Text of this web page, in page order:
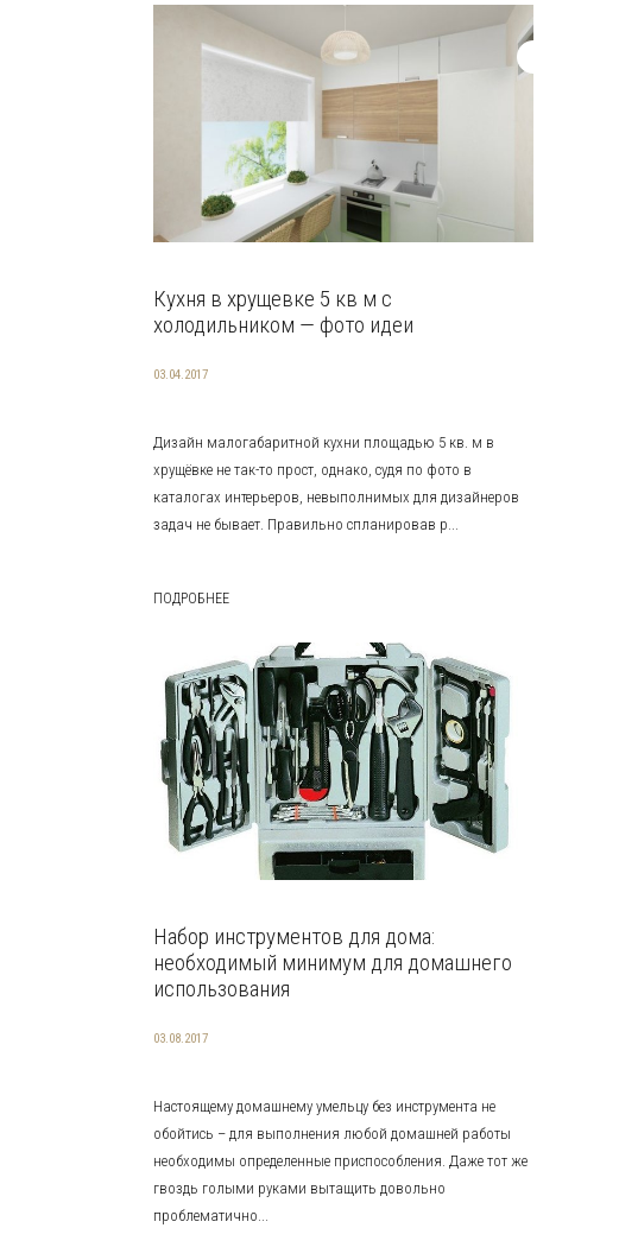
Кухня в хрущевке 5 кв м с
холодильником — фото идеи
03.04.2017
Дизайн малогабаритной кухни площадью 5 кв. м в
хрущёвке не так-то прост, однако, судя по фото в
каталогах интерьеров, невыполнимых для дизайнеров
задач не бывает. Правильно спланировав р...
ПОДРОБНЕЕ
Набор инструментов для дома:
необходимый минимум для домашнего
использования
03.08.2017
Настоящему домашнему умельцу без инструмента не
обойтись – для выполнения любой домашней работы
необходимы определенные приспособления. Даже тот же
гвоздь голыми руками вытащить довольно
проблематично...